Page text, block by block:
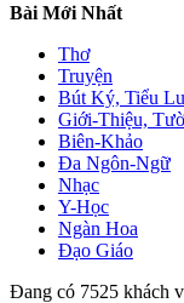
Bài Mới Nhất
Thơ
Truyện
Bút Ký, Tiểu
Giới-Thiệu,
Biên-Khảo
Đa Ngôn-Ngữ
Nhạc
Y-Học
Ngàn Hoa
Đạo Giáo
Đang có 7525 khách